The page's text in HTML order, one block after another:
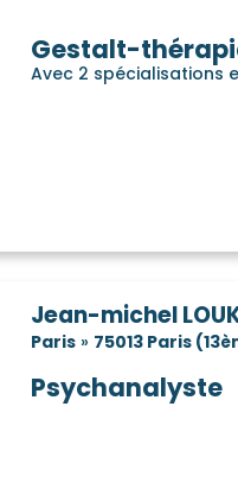
Gestalt-
Avec 2 spécialisations
Jean-michel
Paris » 75013 Paris
Psychanalyste